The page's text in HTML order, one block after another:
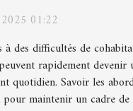
01:22
à des difficultés de
rapidement devenir
quotidien. Savoir les
maintenir un cadre